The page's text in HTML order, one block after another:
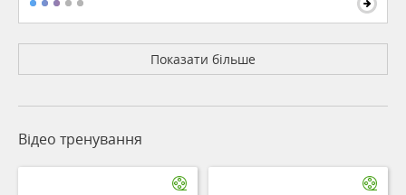
Показати більше
Відео тренування